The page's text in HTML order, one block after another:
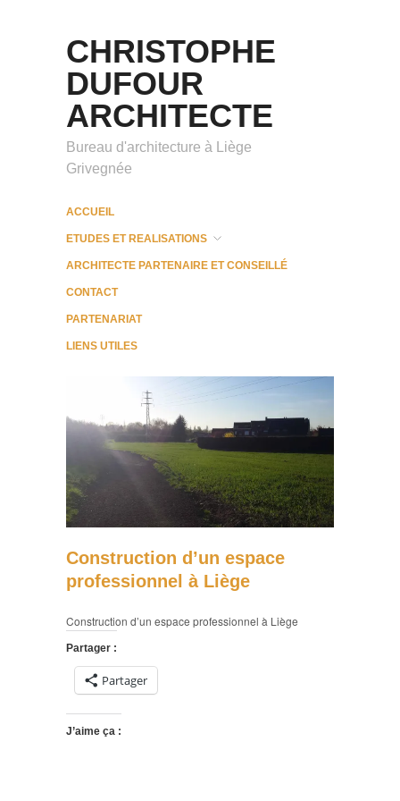
CHRISTOPHE
DUFOUR
ARCHITECTE
Bureau d'architecture à Liège
Grivegnée
ACCUEIL
ETUDES ET REALISATIONS
ARCHITECTE PARTENAIRE ET CONSEILLÉ
CONTACT
PARTENARIAT
LIENS UTILES
Construction d’un espace
professionnel à Liège
Construction d’un espace professionnel à Liège
Partager :
Partager
J’aime ça :